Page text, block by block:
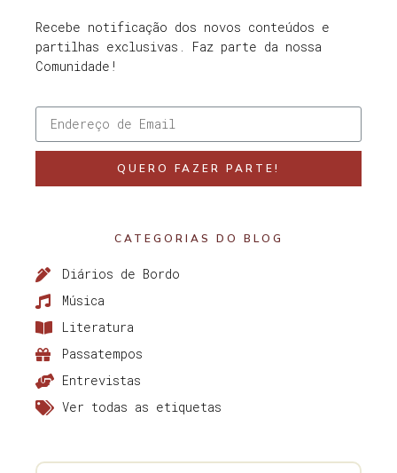
Recebe notificação dos novos conteúdos e
partilhas exclusivas. Faz parte da nossa
Comunidade!
QUERO FAZER PARTE!
CATEGORIAS DO BLOG
Diários de Bordo
Música
Literatura
Passatempos
Entrevistas
Ver todas as etiquetas